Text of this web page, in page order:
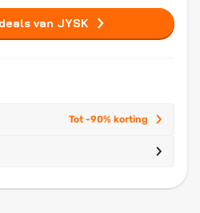
van JYSK
Tot -90% korting